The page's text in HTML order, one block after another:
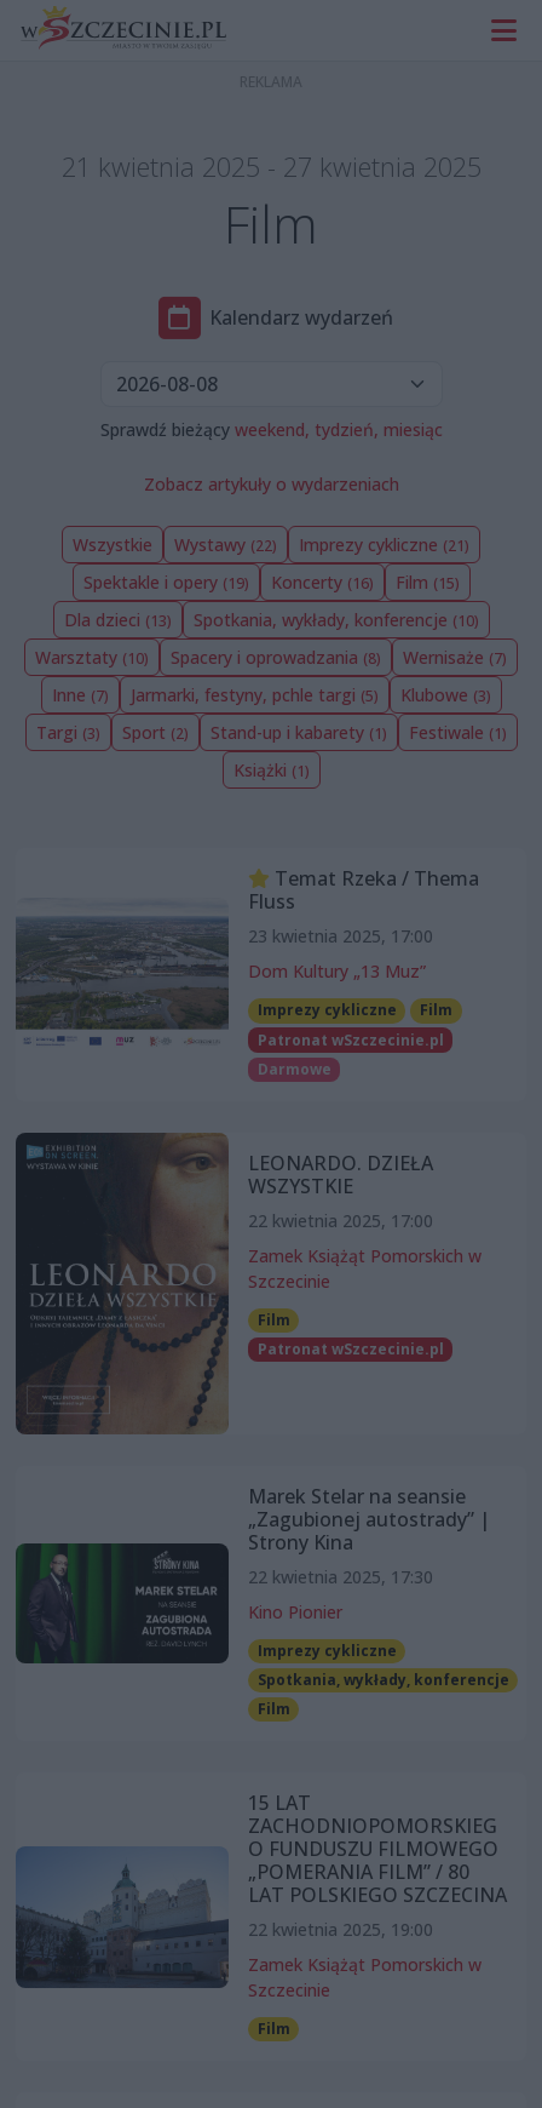
21 kwietnia 2025 - 27 kwietnia 2025
Film
Kalendarz wydarzeń
Sprawdź bieżący weekend, tydzień, miesiąc
Zobacz artykuły o wydarzeniach
Wszystkie Wystawy (22) Imprezy cykliczne (21)
Spektakle i opery (19) Koncerty (16) Film (15)
Dla dzieci (13) Spotkania, wykłady, konferencje (10)
Warsztaty (10) Spacery i oprowadzania (8) Wernisaże (7)
Inne (7) Jarmarki, festyny, pchle targi (5) Klubowe (3)
Targi (3) Sport (2) Stand-up i kabarety (1) Festiwale (1)
Książki (1)
Temat Rzeka / Thema
Fluss
23 kwietnia 2025, 17:00
Dom Kultury „13 Muz”
Imprezy cykliczne
Film
Patronat wSzczecinie.pl
Darmowe
LEONARDO. DZIEŁA
WSZYSTKIE
22 kwietnia 2025, 17:00
Zamek Książąt Pomorskich w
Szczecinie
Film
Patronat wSzczecinie.pl
Marek Stelar na seansie
„Zagubionej autostrady” |
Strony Kina
22 kwietnia 2025, 17:30
Kino Pionier
Imprezy cykliczne
Spotkania, wykłady, konferencje
Film
15 LAT
ZACHODNIOPOMORSKIEG
O FUNDUSZU FILMOWEGO
„POMERANIA FILM” / 80
LAT POLSKIEGO SZCZECINA
22 kwietnia 2025, 19:00
Zamek Książąt Pomorskich w
Szczecinie
Film